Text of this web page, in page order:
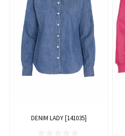
DENIM LADY [141035]